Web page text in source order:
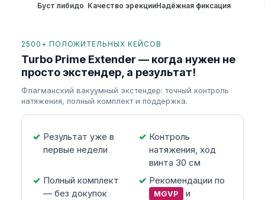
Буст либидо Качество эрекцииНадёжная фиксация
2500+ ПОЛОЖИТЕЛЬНЫХ КЕЙСОВ
Turbo Prime Extender — когда нужен не
просто экстендер, а результат!
Флагманский вакуумный экстендер: точный контроль
натяжения, полный комплект и поддержка.
Результат уже в
первые недели
Контроль
натяжения, ход
винта 30 см
Полный комплект
— без докупок
Рекомендации по
MGVP
и